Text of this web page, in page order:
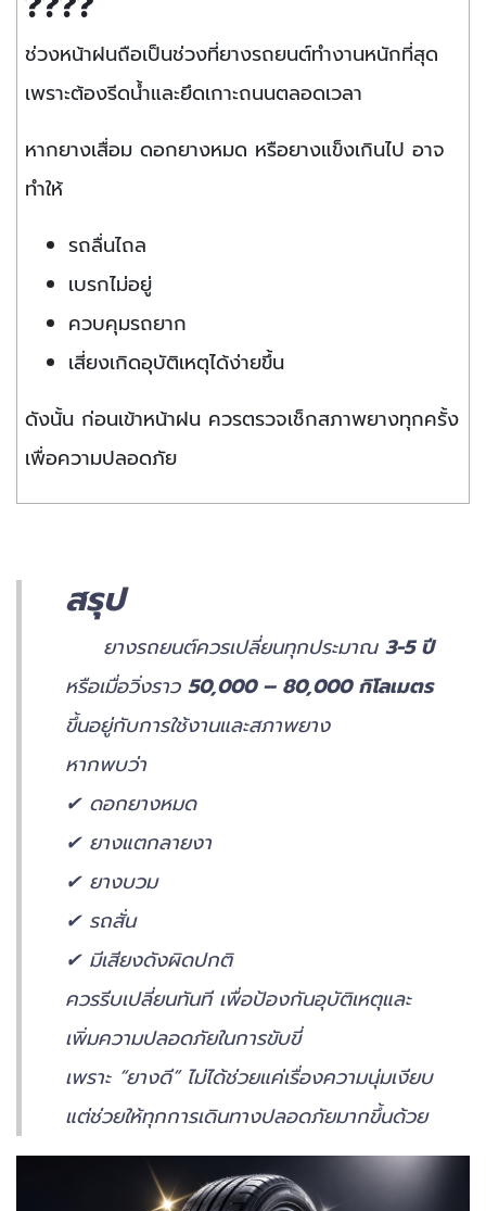
ช่วงหน้าฝนถือเป็นช่วงที่ยางรถยนต์ทำงานหนักที่สุด
เพราะต้องรีดน้ำและยึดเกาะถนนตลอดเวลา
หากยางเสื่อม ดอกยางหมด หรือยางแข็งเกินไป อาจ
ทำให้
รถลื่นไถล
เบรกไม่อยู่
ควบคุมรถยาก
เสี่ยงเกิดอุบัติเหตุได้ง่ายขึ้น
ดังนั้น ก่อนเข้าหน้าฝน ควรตรวจเช็กสภาพยางทุกครั้ง
เพื่อความปลอดภัย
สรุป
ยางรถยนต์ควรเปลี่ยนทุกประมาณ 3-5 ปี
หรือเมื่อวิ่งราว 50,000 – 80,000 กิโลเมตร
ขึ้นอยู่กับการใช้งานและสภาพยาง
หากพบว่า
✔ ดอกยางหมด
✔ ยางแตกลายงา
✔ ยางบวม
✔ รถสั่น
✔ มีเสียงดังผิดปกติ
ควรรีบเปลี่ยนทันที เพื่อป้องกันอุบัติเหตุและ
เพิ่มความปลอดภัยในการขับขี่
เพราะ “ยางดี” ไม่ได้ช่วยแค่เรื่องความนุ่มเงียบ
แต่ช่วยให้ทุกการเดินทางปลอดภัยมากขึ้นด้วย